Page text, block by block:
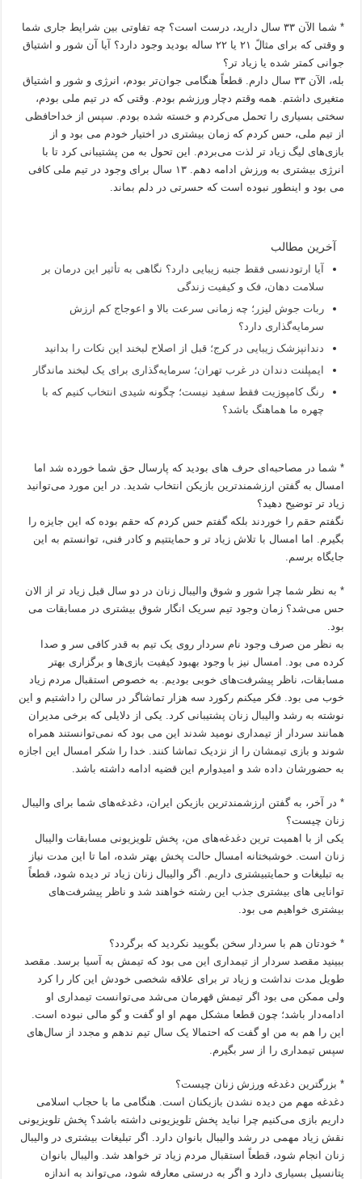
* شما الآن ۳۳ سال دارید، درست است؟ چه تفاوتی بین شرایط جاری شما
و وقتی که برای مثالً ۲۱ یا ۲۲ ساله بودید وجود دارد؟ آیا آن شور و اشتیاق
جوانی کمتر شده یا زیاد تر؟
بله، الآن ۳۳ سال دارم. قطعاً هنگامی جوان‌تر بودم، انرژی و شور و اشتیاق
متغیری داشتم. همه وقتم دچار ورزشم بودم. وقتی که در تیم ملی بودم،
سختی بسیاری را تحمل می‌کردم و خسته شده بودم. سپس از خداحافظی
از تیم ملی، حس کردم که زمان بیشتری در اختیار خودم می بود و از
بازی‌های لیگ زیاد تر لذت می‌بردم. این تحول به من پشتیبانی کرد تا با
انرژی بیشتری به ورزش ادامه دهم. ۱۳ سال برای وجود در تیم ملی کافی
می بود و اینطور نبوده است که حسرتی در دلم بماند.
آخرین مطالب
آیا ارتودنسی فقط جنبه زیبایی دارد؟ نگاهی به تأثیر این درمان بر
سلامت دهان، فک و کیفیت زندگی
ربات جوش لیزر؛ چه زمانی سرعت بالا و اعوجاج کم ارزش
سرمایه‌گذاری دارد؟
دندانپزشک زیبایی در کرج؛ قبل از اصلاح لبخند این نکات را بدانید
ایمپلنت دندان در غرب تهران؛ سرمایه‌گذاری برای یک لبخند ماندگار
رنگ کامپوزیت فقط سفید نیست؛ چگونه شیدی انتخاب کنیم که با
چهره ما هماهنگ باشد؟
* شما در مصاحبه‌ای حرف های‌ بودید که پارسال حق شما خورده شد اما
امسال به گفتن ارزشمندترین بازیکن انتخاب شدید. در این مورد می‌توانید
زیاد تر توضیح دهید؟
نگفتم حقم را خوردند بلکه گفتم حس کردم که حقم بوده که این جایزه را
بگیرم. اما امسال با تلاش زیاد تر و حمایتتیم و کادر فنی، توانستم به این
جایگاه برسم.
* به نظر شما چرا شور و شوق والیبال زنان در دو سال قبل زیاد تر از الان
حس می‌شد؟ زمان وجود تیم سریک انگار شوق بیشتری در مسابقات می
بود.
به نظر من صرف وجود نام سردار روی یک تیم به قدر کافی سر و صدا
کرده می بود. امسال نیز با وجود بهبود کیفیت بازی‌ها و برگزاری بهتر
مسابقات، ناظر پیشرفت‌های خوبی بودیم. به خصوص استقبال مردم زیاد
خوب می بود. فکر میکنم رکورد سه هزار تماشاگر در سالن را داشتیم و این
نوشته به رشد والیبال زنان پشتیبانی کرد. یکی از دلایلی که برخی مدیران
همانند سردار از تیمداری نومید شدند این می بود که نمی‌توانستند همراه
شوند و بازی تیمشان را از نزدیک تماشا کنند. خدا را شکر امسال این اجازه
به حضورشان داده شد و امیدوارم این قضیه ادامه داشته باشد.
* در آخر، به گفتن ارزشمندترین بازیکن ایران، دغدغه‌های شما برای والیبال
زنان چیست؟
یکی از با اهمیت ترین دغدغه‌های من، پخش تلویزیونی مسابقات والیبال
زنان است. خوشبختانه امسال حالت پخش بهتر شده، اما تا این مدت نیاز
به تبلیغات و حمایتبیشتری داریم. اگر والیبال زنان زیاد تر دیده شود، قطعاً
توانایی های بیشتری جذب این رشته خواهند شد و ناظر پیشرفت‌های
بیشتری خواهیم می بود.
* خودتان هم با سردار سخن بگویید نکردید که برگردد؟
ببینید مقصد سردار از تیمداری این می بود که تیمش به آسیا برسد. مقصد
طویل مدت نداشت و زیاد تر برای علاقه شخصی خودش این کار را کرد
ولی ممکن می بود اگر تیمش قهرمان می‌شد می‌توانست تیمداری او
ادامه‌دار باشد؛ چون قطعا مشکل مهم او او گفت و گو مالی نبوده است.
این را هم به من او گفت که احتمالا یک سال تیم ندهم و مجدد از سال‌های
سپس تیمداری را از سر بگیرم.
* بزرگترین دغدغه ورزش زنان چیست؟
دغدغه مهم من دیده نشدن بازیکنان است. هنگامی ما با حجاب اسلامی
داریم بازی می‌کنیم چرا نباید پخش تلویزیونی داشته باشد؟ پخش تلویزیونی
نقش زیاد مهمی در رشد والیبال بانوان دارد. اگر تبلیغات بیشتری در والیبال
زنان انجام شود، قطعاً استقبال مردم زیاد تر خواهد شد. والیبال بانوان
پتانسیل بسیاری دارد و اگر به درستی معارفه شود، می‌تواند به اندازه